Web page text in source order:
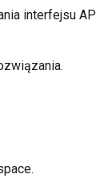
interfejsu